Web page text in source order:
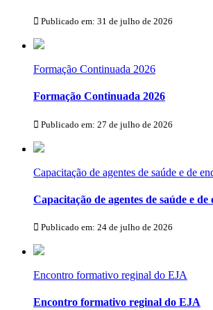
Publicado em: 31 de julho de 2026
Formação Continuada 2026
Formação Continuada 2026
Publicado em: 27 de julho de 2026
Capacitação de agentes de saúde e de
Capacitação de agentes de saúde e de
Publicado em: 24 de julho de 2026
Encontro formativo reginal do EJA
Encontro formativo reginal do EJA